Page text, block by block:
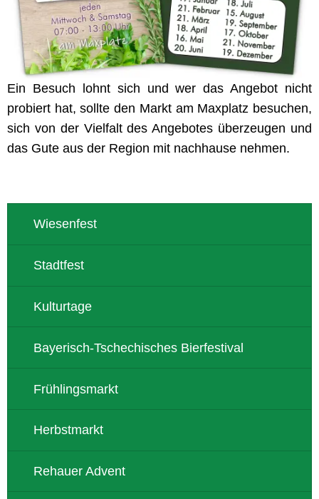
Ein Besuch lohnt sich und wer das Angebot nicht
probiert hat, sollte den Markt am Maxplatz besuchen,
sich von der Vielfalt des Angebotes überzeugen und
das Gute aus der Region mit nachhause nehmen.
Wiesenfest
Stadtfest
Kulturtage
Bayerisch-Tschechisches Bierfestival
Frühlingsmarkt
Herbstmarkt
Rehauer Advent